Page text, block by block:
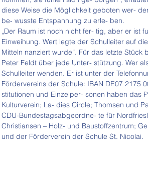
diese Weise die Möglichkeit geboten wer-
be- wusste Entspannung zu erle- ben.
„Der Raum ist noch nicht fer- tig, aber er ist
Einweihung. Wert legte der Schulleiter auf
Mitteln nanziert wurde“. Für das letzte
Peter Feldt über jede Unter- stützung. Wer
Schulleiter wenden. Er ist unter der
Fördervereins der Schule: IBAN DE07 2175
stitutionen und Einzelper- sonen haben das
Kulturverein; La- dies Circle; Thomsen und
CDU-Bundestagsabgeordne- te für
Christiansen – Holz- und Baustoffzentrum;
und der Förderverein der Schule St. Nicolai.